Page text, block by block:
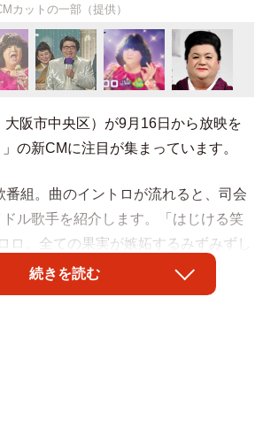
カットの一部（提供）
阪市中央区）が9月16日から放映を
の新CMに注目が集まっています。
番組。曲のイントロが流れると、司会
ル歌手を紹介します。「はじける笑
ロ。全ての果実が嫉妬するみずみずし
す。では歌ってもらいましょう…」
続きを読む